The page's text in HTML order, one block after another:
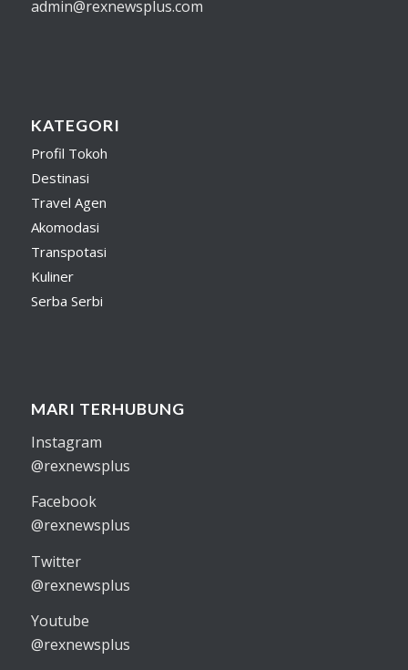
admin@rexnewsplus.com
KATEGORI
Profil Tokoh
Destinasi
Travel Agen
Akomodasi
Transpotasi
Kuliner
Serba Serbi
MARI TERHUBUNG
Instagram
@rexnewsplus
Facebook
@rexnewsplus
Twitter
@rexnewsplus
Youtube
@rexnewsplus